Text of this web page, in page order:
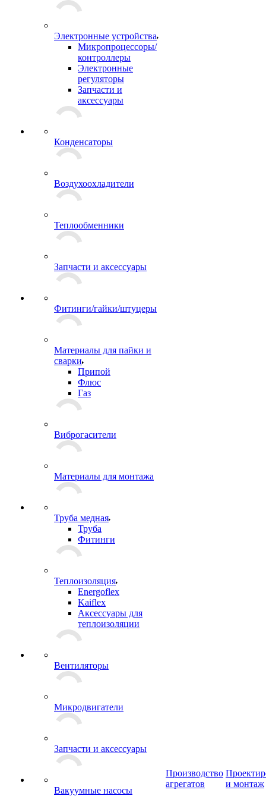
Электронные устройства
Микропроцессоры/
контроллеры
Электронные
регуляторы
Запчасти и
аксессуары
Конденсаторы
Воздухоохладители
Теплообменники
Запчасти и аксессуары
Фитинги/гайки/штуцеры
Материалы для пайки и
сварки
Припой
Флюс
Газ
Виброгасители
Материалы для монтажа
Труба медная
Труба
Фитинги
Теплоизоляция
Energoflex
Kaiflex
Аксессуары для
теплоизоляции
Вентиляторы
Микродвигатели
Запчасти и аксессуары
Вакуумные насосы
Производство
агрегатов
и монтаж